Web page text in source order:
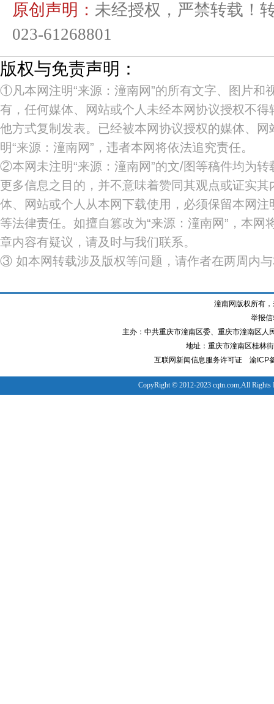
原创声明： 未经授权，严禁转载！
023-61268801
版权与免责声明：
①凡本网注明“来源：潼南网”的所有文字、图片和
有，任何媒体、网站或个人未经本网协议授权不
他方式复制发表。已经被本网协议授权的媒体、
明“来源：潼南网”，违者本网将依法追究责任。
②本网未注明“来源：潼南网”的文/图等稿件均为
更多信息之目的，并不意味着赞同其观点或证实
体、网站或个人从本网下载使用，必须保留本网注
等法律责任。如擅自篡改为“来源：潼南网”，本网
章内容有疑议，请及时与我们联系。
③ 如本网转载涉及版权等问题，请作者在两周内
潼南网版权所有
举报
主办：中共重庆市潼南区委、重庆市潼南区
地址：重庆市潼南区桂林
互联网新闻信息服务许可证
渝ICP
CopyRight © 2012-2023 cqtn.com,All Rights